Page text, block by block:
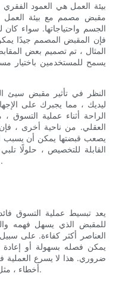
بيئة العمل هي العمود
مقبض مصمم مع بيئة العمل
الجسم واحتياجاتها. سواء
فإن المقبض المصمم جيدًا
المثال ، تم تصميم بعض
يسمح للمستخدمين باختيار
النظر في تأثير مقبض سيئ
ليديك ، مما يجبرك على
الراحة أثناء عملية التسوق
العقلي. من ناحية أخرى ،
يصعب قبضتها يمكن أن يسبب
القابلة للتخصيص ، حلولًا
مستخدم يمكنه العثور على قبضة مريحة.
يعد تبسيط عملية التسوق
للمقبض الذي يسهل فهمه
العناصر أكثر كفاءة. على
يمكن فصله بسهولة أو
ضروري. هذا لا يسرع
أخطاء ، مثل إسقاط العناصر أثناء محاولة استردادها.